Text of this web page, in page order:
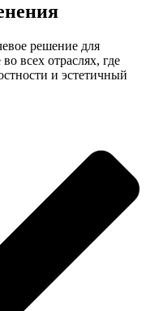
решение для
всех отраслях, где
и эстетичный